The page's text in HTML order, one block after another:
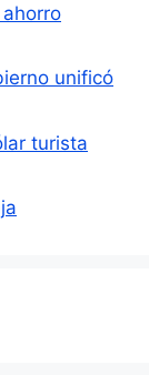
unificó
turista